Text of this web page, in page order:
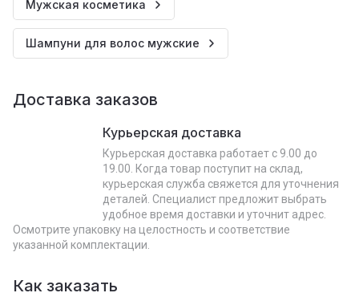
Мужская косметика
Шампуни для волос мужские
Доставка заказов
Курьерская доставка
Курьерская доставка работает с 9.00 до
19.00. Когда товар поступит на склад,
курьерская служба свяжется для уточнения
деталей. Специалист предложит выбрать
удобное время доставки и уточнит адрес.
Осмотрите упаковку на целостность и соответствие
указанной комплектации.
Как заказать